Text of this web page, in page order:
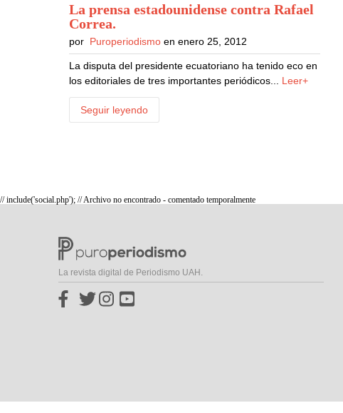
La prensa estadounidense contra Rafael
Correa.
por Puroperiodismo en enero 25, 2012
La disputa del presidente ecuatoriano ha tenido eco en
los editoriales de tres importantes periódicos... Leer+
Seguir leyendo
// include('social.php'); // Archivo no encontrado - comentado temporalmente
La revista digital de Periodismo UAH.